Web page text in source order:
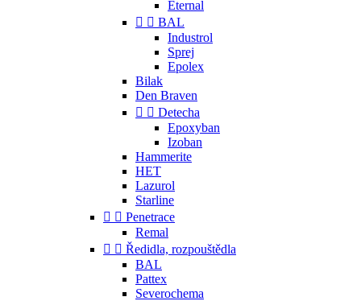
Eternal
  BAL
Industrol
Sprej
Epolex
Bilak
Den Braven
  Detecha
Epoxyban
Izoban
Hammerite
HET
Lazurol
Starline
  Penetrace
Remal
  Ředidla, rozpouštědla
BAL
Pattex
Severochema